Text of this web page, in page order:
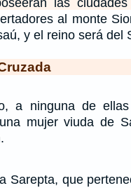
las
al monte
y el reino será del
a ninguna de
mujer viuda de
Sarepta, que